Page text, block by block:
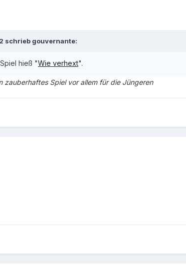
schrieb gouvernante:
hieß "Wie verhext".
zauberhaftes Spiel vor allem für die Jüngeren